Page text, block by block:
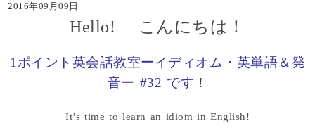
2016年09月09日
Hello! こんにちは！
1ポイント英会話教室ーイディオム・英単語＆発
音ー #32 です！
It’s time to learn an idiom in English!